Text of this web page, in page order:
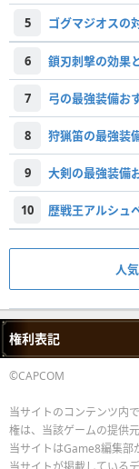
5 ゴグマジオスの
6 鎖刃刺撃の効果
7 弓の最強装備お
8 狩猟笛の最強装
9 大剣の最強装備
10 歴戦王アルシュ
人
権利表記
©CAPCOM
当サイトのコンテンツ内
権は、当該ゲームの提供
当サイトはGame8編集部